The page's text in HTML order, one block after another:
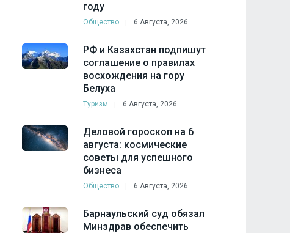
году
Общество 6 Августа, 2026
РФ и Казахстан подпишут
соглашение о правилах
восхождения на гору
Белуха
Туризм 6 Августа, 2026
Деловой гороскоп на 6
августа: космические
советы для успешного
бизнеса
Общество 6 Августа, 2026
Барнаульский суд обязал
Минздрав обеспечить